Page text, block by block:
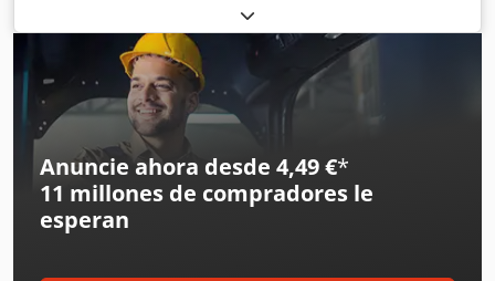
de mezcla con paletas Dcsdpfx Akjzmaahecok Descarga a
través de una puerta lateral Brazos de mezcla con
movimiento hacia adelante y hacia atrás Estado:
reacondicionada
Anuncie ahora desde 4,49 €*
11 millones de compradores le
esperan